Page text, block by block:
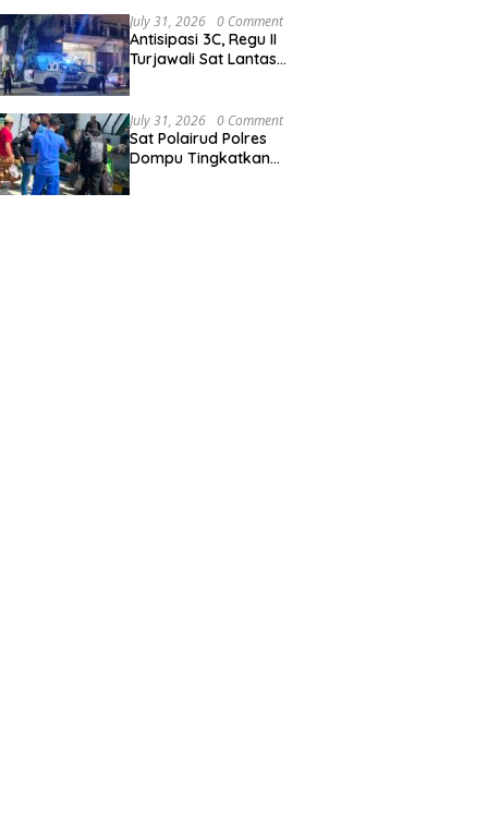
Ai Baong
July 31, 2026 0 Comment
Antisipasi 3C, Regu II
Turjawali Sat Lantas
Simpang Lawang Gali
July 31, 2026 0 Comment
Sat Polairud Polres
Dompu Tingkatkan